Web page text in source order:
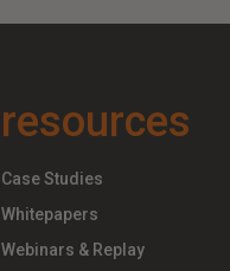
resources
Case Studies
Whitepapers
Webinars & Replay